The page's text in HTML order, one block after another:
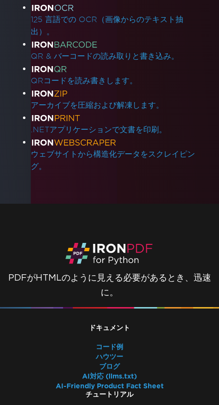
125 言語での OCR（画像からのテキスト抽
出）。
QR & バーコードの読み取りと書き込み。
QRコードを読み書きします。
アーカイブを圧縮および解凍します。
.NETアプリケーションで文書を印刷。
ウェブサイトから構造化データをスクレイピン
グ。
PDFがHTMLのように見える必要があるとき、迅速
に。
ドキュメント
コード例
ハウツー
ブログ
AI対応 (llms.txt)
AI-Friendly Product Fact Sheet
チュートリアル